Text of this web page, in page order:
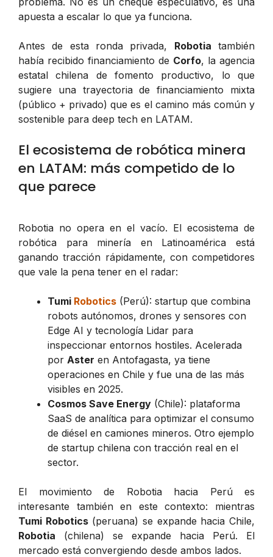
apuesta a escalar lo que ya funciona.
Antes de esta ronda privada, Robotia también
había recibido financiamiento de Corfo, la agencia
estatal chilena de fomento productivo, lo que
sugiere una trayectoria de financiamiento mixta
(público + privado) que es el camino más común y
sostenible para deep tech en LATAM.
El ecosistema de robótica minera
en LATAM: más competido de lo
que parece
Robotia no opera en el vacío. El ecosistema de
robótica para minería en Latinoamérica está
ganando tracción rápidamente, con competidores
que vale la pena tener en el radar:
Tumi Robotics (Perú): startup que combina
robots autónomos, drones y sensores con
Edge AI y tecnología Lidar para
inspeccionar entornos hostiles. Acelerada
por Aster en Antofagasta, ya tiene
operaciones en Chile y fue una de las más
visibles en 2025.
Cosmos Save Energy (Chile): plataforma
SaaS de analítica para optimizar el consumo
de diésel en camiones mineros. Otro ejemplo
de startup chilena con tracción real en el
sector.
El movimiento de Robotia hacia Perú es
interesante también en este contexto: mientras
Tumi Robotics(peruana) se expande hacia Chile,
Robotia (chilena) se expande hacia Perú. El
mercado está convergiendo desde ambos lados.